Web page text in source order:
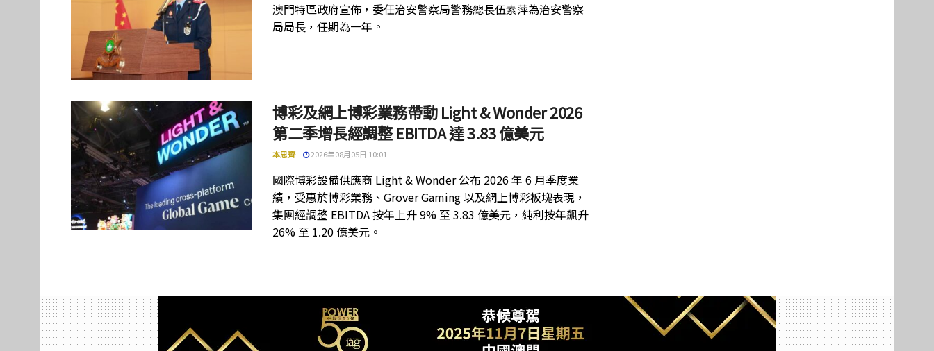
澳門特區政府宣佈，委任治安警察局警務總長伍素萍為治安警察
局局長，任期為一年。
博彩及網上博彩業務帶動 Light & Wonder 2026
第二季增長經調整 EBITDA 達 3.83 億美元
本思齊 2026年08月05日 10:01
國際博彩設備供應商 Light & Wonder 公布 2026 年 6 月季度業
績，受惠於博彩業務、Grover Gaming 以及網上博彩板塊表現，
集團經調整 EBITDA 按年上升 9% 至 3.83 億美元，純利按年飆升
26% 至 1.20 億美元。